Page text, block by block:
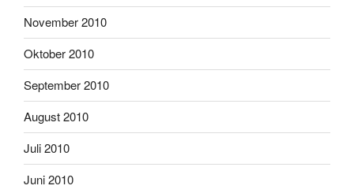
November 2010
Oktober 2010
September 2010
August 2010
Juli 2010
Juni 2010